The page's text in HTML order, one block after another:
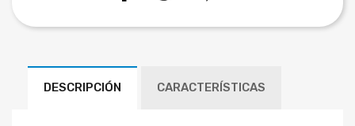
DESCRIPCIÓN CARACTERÍSTICAS